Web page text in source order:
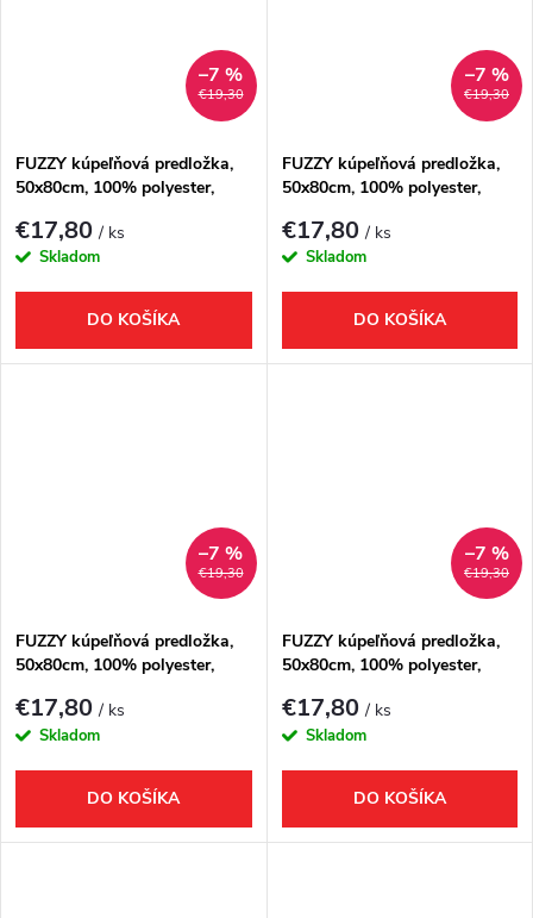
€19,30
–7 %
FUZZY kúpeľňová predložka,
50x80cm, 100% polyester,
€17,80/ ks
Skladom
DO KOŠÍKA
€19,30
–7 %
FUZZY kúpeľňová predložka,
50x80cm, 100% polyester,
€17,80/ ks
Skladom
DO KOŠÍKA
€19,30
–7 %
FUZZY kúpeľňová predložka,
50x80cm, 100% polyester,
€17,80/ ks
Skladom
DO KOŠÍKA
€19,30
–7 %
FUZZY kúpeľňová predložka,
50x80cm, 100% polyester,
€17,80/ ks
Skladom
DO KOŠÍKA